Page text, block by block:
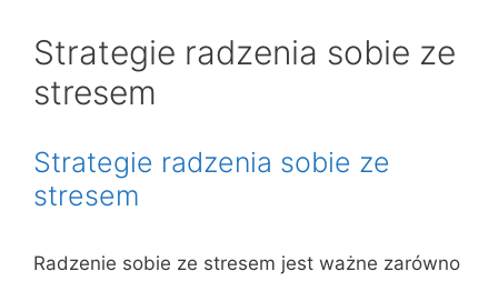
Strategie radzenia sobie ze
stresem
Strategie radzenia sobie ze
stresem
Radzenie sobie ze stresem jest ważne zarówno